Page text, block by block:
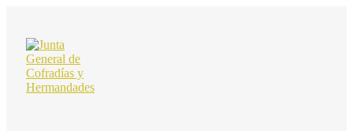
contido